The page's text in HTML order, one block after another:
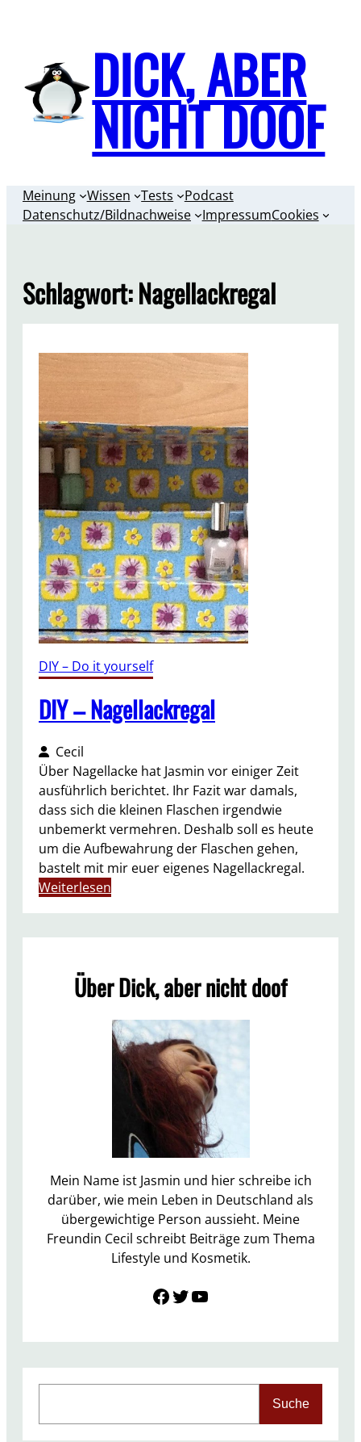
springen
DICK, ABER
NICHT DOOF
Meinung Wissen Tests
Podcast
Datenschutz/Bildnachweise
ImpressumCookies
Schlagwort:Nagellackregal
DIY – Do it yourself
DIY – Nagellackregal
Cecil
Über Nagellacke hat Jasmin vor einiger Zeit
ausführlich berichtet. Ihr Fazit war damals,
dass sich die kleinen Flaschen irgendwie
unbemerkt vermehren. Deshalb soll es heute
um die Aufbewahrung der Flaschen gehen,
bastelt mit mir euer eigenes Nagellackregal.
Weiterlesen
N
a
g
e
r
e
g
a
l
Über Dick, aber nicht doof
Mein Name ist Jasmin und hier schreibe ich
darüber, wie mein Leben in Deutschland als
übergewichtige Person aussieht. Meine
Freundin Cecil schreibt Beiträge zum Thema
Lifestyle und Kosmetik.
Link zu Facebook Twitter YouTube
Suche